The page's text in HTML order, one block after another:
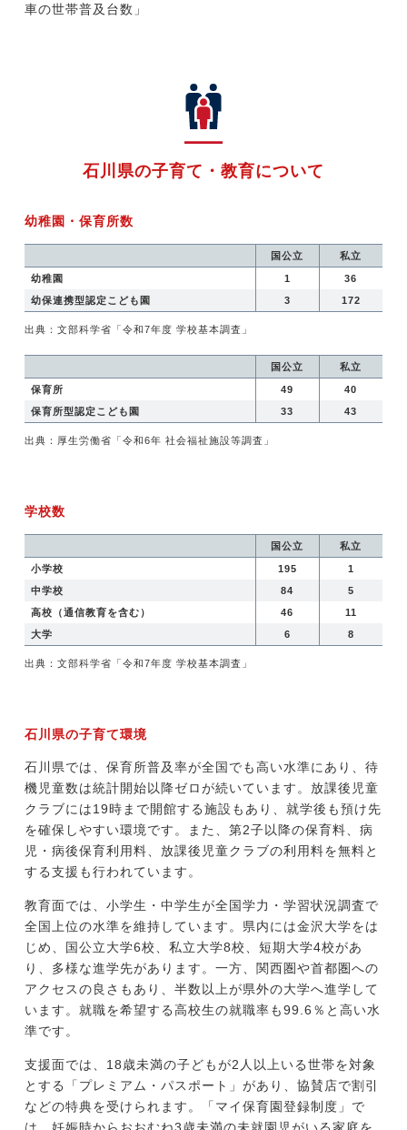
車の世帯普及台数」
石川県の子育て・教育について
幼稚園・保育所数
国公立 私立
幼稚園 1
36
幼保連携型認定こども園
3 172
出典：文部科学省「令和7年度 学校基本調査」
国公立 私立
保育所 49
40
保育所型認定こども園
33 43
出典：厚生労働省「令和6年 社会福祉施設等調査」
学校数
国公立 私立
小学校 195
1
中学校
84
5
高校（通信教育を含む）
46
11
大学
6 8
出典：文部科学省「令和7年度 学校基本調査」
石川県の子育て環境
石川県では、保育所普及率が全国でも高い水準にあり、待
機児童数は統計開始以降ゼロが続いています。放課後児童
クラブには19時まで開館する施設もあり、就学後も預け先
を確保しやすい環境です。また、第2子以降の保育料、病
児・病後保育利用料、放課後児童クラブの利用料を無料と
する支援も行われています。
教育面では、小学生・中学生が全国学力・学習状況調査で
全国上位の水準を維持しています。県内には金沢大学をは
じめ、国公立大学6校、私立大学8校、短期大学4校があ
り、多様な進学先があります。一方、関西圏や首都圏への
アクセスの良さもあり、半数以上が県外の大学へ進学して
います。就職を希望する高校生の就職率も99.6％と高い水
準です。
支援面では、18歳未満の子どもが2人以上いる世帯を対象
とする「プレミアム・パスポート」があり、協賛店で割引
などの特典を受けられます。「マイ保育園登録制度」で
は、妊娠時からおおむね3歳未満の未就園児がいる家庭を